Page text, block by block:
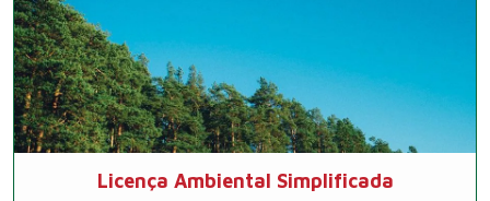
Licença Ambiental Simplificada